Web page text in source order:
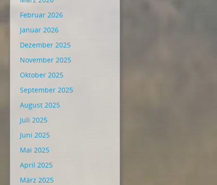
Februar 2026
Januar 2026
Dezember 2025
November 2025
Oktober 2025
September 2025
August 2025
Juli 2025
Juni 2025
Mai 2025
April 2025
März 2025